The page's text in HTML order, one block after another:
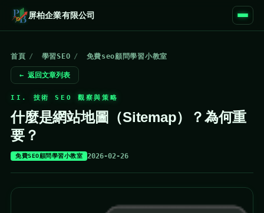
屏柏企業有限公司
首頁 / 學習SEO / 免費seo顧問學習小教室
← 返回文章列表
II. 技術 SEO 觀察與策略
什麼是網站地圖（Sitemap）？為何重
要？
免費SEO顧問學習小教室 2026-02-26